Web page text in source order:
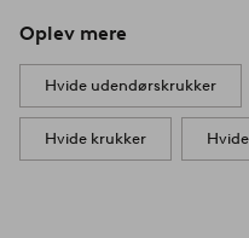
Oplev mere
Hvide udendørskrukker
Hvide krukker